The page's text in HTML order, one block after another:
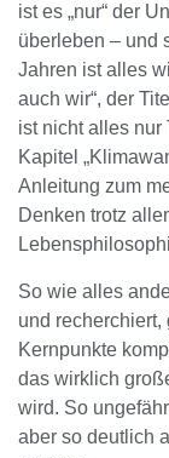
ist es „nur“ der
überleben – und
Jahren ist alles
auch wir“, der
ist nicht alles nur
Kapitel
Anleitung zum
Denken trotz
So wie alles
und recherchiert,
Kernpunkte
das wirklich
wird. So
aber so deutlich